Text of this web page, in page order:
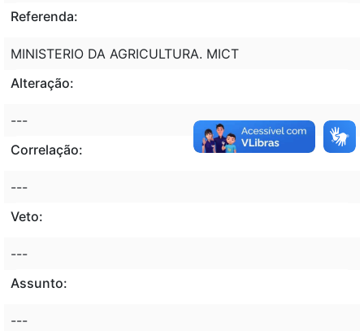
Referenda:
MINISTERIO DA AGRICULTURA. MICT
Alteração:
---
Correlação:
---
Veto:
---
Assunto:
---